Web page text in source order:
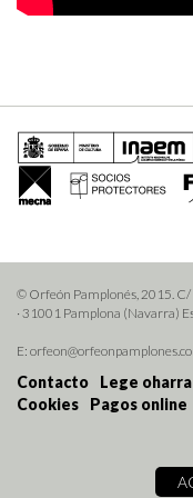
© Orfeón Pamplonés, 2015. C/
· 31001 Pamplona (Navarra)
E:
Contacto Lege oharra
Cookies
Pagos online